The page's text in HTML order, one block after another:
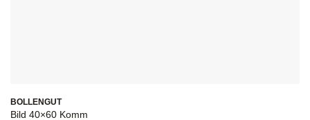
BOLLENGUT
Bild 40×60 Komm